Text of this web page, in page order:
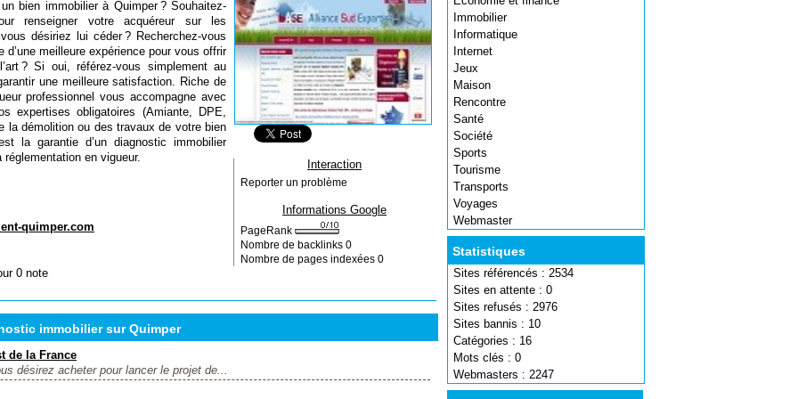
Immobilier
Informatique
Internet
Jeux
Maison
Rencontre
Santé
Société
Sports
Tourisme
Transports
Voyages
Webmaster
Statistiques
Sites référencés : 2534
Sites en attente : 0
Sites refusés : 2976
Sites bannis : 10
Catégories : 16
Mots clés : 0
Webmasters : 2247
bien immobilier à Quimper ? Souhaitez-
renseigner votre acquéreur sur les
désiriez lui céder ? Recherchez-vous
meilleure expérience pour vous offrir
? Si oui, référez-vous simplement au
une meilleure satisfaction. Riche de
professionnel vous accompagne avec
expertises obligatoires (Amiante, DPE,
démolition ou des travaux de votre bien
la garantie d’un diagnostic immobilier
en vigueur.
quimper.com
0 note
Interaction
Reporter un problème
Informations Google
PageRank
Nombre de backlinks 0
Nombre de pages indexées 0
immobilier sur Quimper
de la France
désirez acheter pour lancer le projet de...